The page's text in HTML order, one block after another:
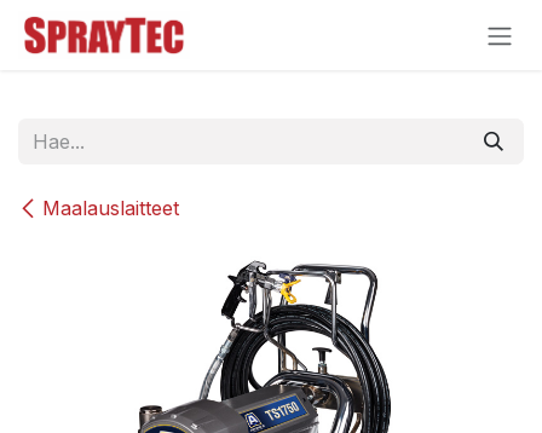
Siirry sisältöön
Maalauslaitteet